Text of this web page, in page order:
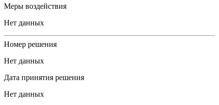
Меры воздействия
Нет данных
Номер решения
Нет данных
Дата принятия решения
Нет данных